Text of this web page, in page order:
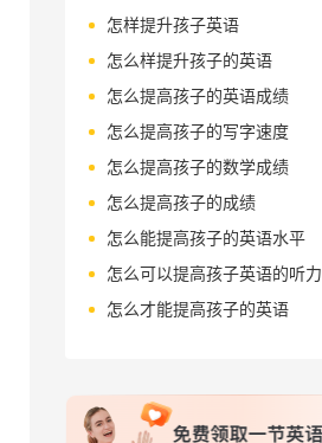
怎样提升孩子英语
怎么样提升孩子的英语
怎么提高孩子的英语成绩
怎么提高孩子的写字速度
怎么提高孩子的数学成绩
怎么提高孩子的成绩
怎么能提高孩子的英语水平
怎么可以提高孩子英语的听力
怎么才能提高孩子的英语